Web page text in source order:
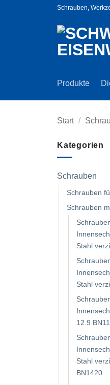
Schrauben,
Produkte
Start /
Kategorien
Schrauben
Schrauben
Schrauben
Stahl
Stahl
12.9
Stahl
BN1420